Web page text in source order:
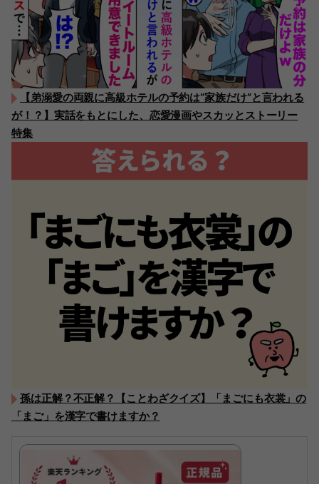
【弟溺愛の両親に高級ホテルの予約は“家族だけ”と言われる
が！？】実話をもとにした、恋愛漫画やスカッとストーリー
特集
孫は正解？不正解？【ことわざクイズ】「まごにも衣裳」の
「まご」を漢字で書けますか？